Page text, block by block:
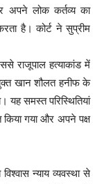
अपने लोक कर्तव्य का
है। कोर्ट ने सुप्रीम
राजूपाल हत्याकांड में
खान शौलत हनीफ के
यह समस्त परिस्थितियां
किया गया और अपने पक्ष
न्याय व्यवस्था से